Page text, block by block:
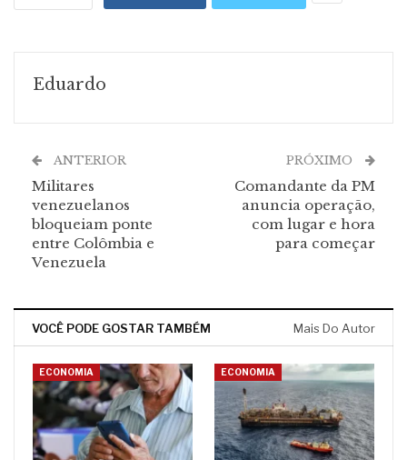
Eduardo
ANTERIOR
Militares
venezuelanos
bloqueiam ponte
entre Colômbia e
Venezuela
PRÓXIMO
Comandante da PM
anuncia operação,
com lugar e hora
para começar
VOCÊ PODE GOSTAR TAMBÉM Mais Do Autor
ECONOMIA ECONOMIA